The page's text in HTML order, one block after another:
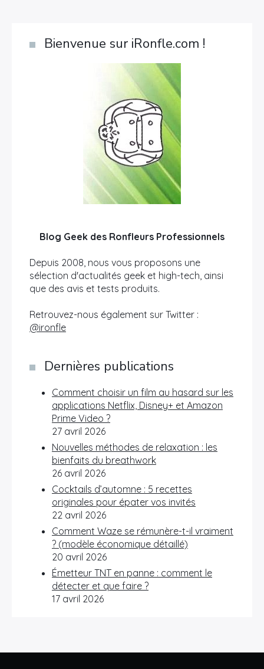
Bienvenue sur iRonfle.com !
Blog Geek des Ronfleurs Professionnels
Depuis 2008, nous vous proposons une
sélection d'actualités geek et high-tech, ainsi
que des avis et tests produits.
Retrouvez-nous également sur Twitter :
@ironfle
Dernières publications
Comment choisir un film au hasard sur les
applications Netflix, Disney+ et Amazon
Prime Video ?
27 avril 2026
Nouvelles méthodes de relaxation : les
bienfaits du breathwork
26 avril 2026
Cocktails d’automne : 5 recettes
originales pour épater vos invités
22 avril 2026
Comment Waze se rémunère-t-il vraiment
? (modèle économique détaillé)
20 avril 2026
Émetteur TNT en panne : comment le
détecter et que faire ?
17 avril 2026